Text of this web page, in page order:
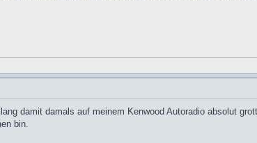
damit damals auf meinem Kenwood Autoradio absolut
bin.